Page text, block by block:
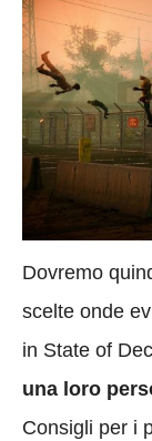
Dovremo
scelte onde
in State of
una loro
Consigli per i